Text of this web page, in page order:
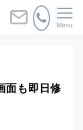
Menu
面も即日修